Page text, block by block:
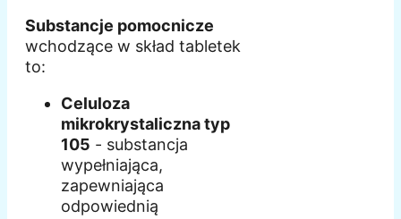
Substancje pomocnicze
wchodzące w skład tabletek
to:
Celuloza
mikrokrystaliczna typ
105 - substancja
wypełniająca,
zapewniająca
odpowiednią